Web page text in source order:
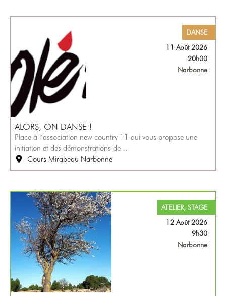
DANSE
11 Août 2026
20h00
Narbonne
ALORS, ON DANSE !
Place à l’association new country 11 qui vous propose une
initiation et des démonstrations de …
Cours Mirabeau Narbonne
ATELIER, STAGE
12 Août 2026
9h30
Narbonne